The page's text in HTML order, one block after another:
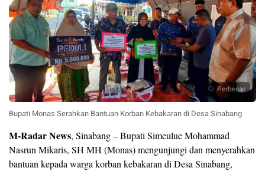
Perbesar
Bupati Monas Serahkan Bantuan Korban Kebakaran di Desa Sinabang
M-Radar News, Sinabang – Bupati Simeulue Mohammad
Nasrun Mikaris, SH MH (Monas) mengunjungi dan menyerahkan
bantuan kepada warga korban kebakaran di Desa Sinabang,